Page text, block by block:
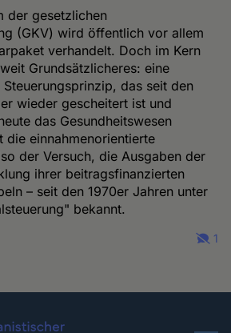
der gesetzlichen
(GKV) wird öffentlich vor allem
verhandelt. Doch im Kern
Grundsätzlicheres: eine
das seit den
wieder gescheitert ist und
das Gesundheitswesen
die einnahmenorientierte
der Versuch, die Ausgaben der
ihrer beitragsfinanzierten
– seit den 1970er Jahren unter
bekannt.
1